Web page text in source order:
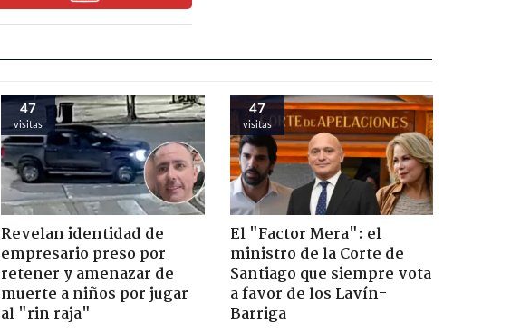
47
visitas
Revelan identidad de
empresario preso por
retener y amenazar de
muerte a niños por jugar
al "rin raja"
47
visitas
El "Factor Mera": el
ministro de la Corte de
Santiago que siempre vota
a favor de los Lavín-
Barriga